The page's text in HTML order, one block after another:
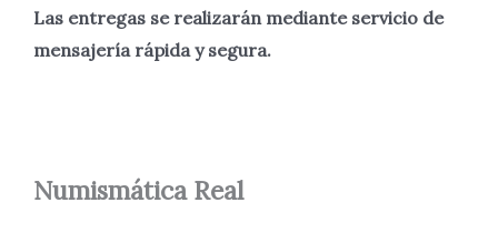
Las entregas se realizarán mediante servicio de
mensajería rápida y segura.
NumismáticaReal